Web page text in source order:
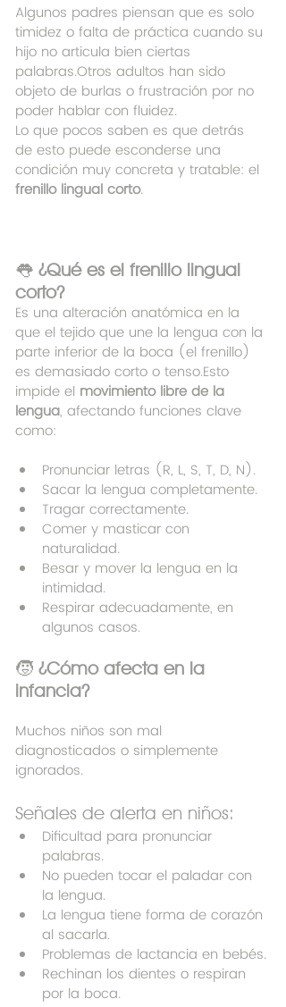
Algunos padres piensan que es solo
timidez o falta de práctica cuando su
hijo no articula bien ciertas
palabras.Otros adultos han sido
objeto de burlas o frustración por no
poder hablar con fluidez.
Lo que pocos saben es que detrás
de esto puede esconderse una
condición muy concreta y tratable: el
frenillo lingual corto.
👅 ¿Qué es el frenillo lingual
corto?
Es una alteración anatómica en la
que el tejido que une la lengua con la
parte inferior de la boca (el frenillo)
es demasiado corto o tenso.Esto
impide el movimiento libre de la
lengua, afectando funciones clave
como:
Pronunciar letras (R, L, S, T, D, N).
Sacar la lengua completamente.
Tragar correctamente.
Comer y masticar con
naturalidad.
Besar y mover la lengua en la
intimidad.
Respirar adecuadamente, en
algunos casos.
🧒 ¿Cómo afecta en la
infancia?
Muchos niños son mal
diagnosticados o simplemente
ignorados.
Señales de alerta en niños:
Dificultad para pronunciar
palabras.
No pueden tocar el paladar con
la lengua.
La lengua tiene forma de corazón
al sacarla.
Problemas de lactancia en bebés.
Rechinan los dientes o respiran
por la boca.